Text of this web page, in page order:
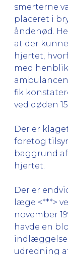
smerterne
placeret i
åndenød.
at der
hjertet,
med
fik
ved døden
Der er
foretog
baggrund
hjertet.
Der er
læge <***>
november
havde en
indlæggelse
udredning